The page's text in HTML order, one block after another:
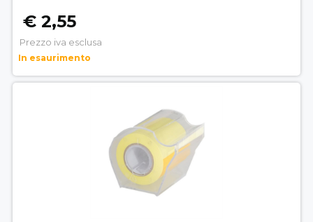
€ 2,55
Prezzo iva esclusa
In esaurimento